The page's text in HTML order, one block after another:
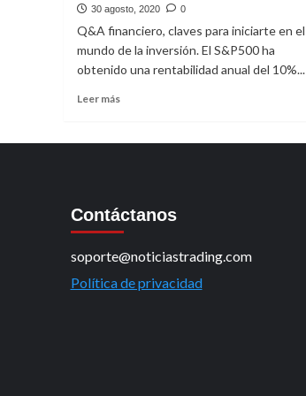
30 agosto, 2020 0
Q&A financiero, claves para iniciarte en el
mundo de la inversión. El S&P500 ha
obtenido una rentabilidad anual del 10%...
Leer más
Q&A
Es
Vivir
Contáctanos
soporte@noticiastrading.com
Política de privacidad